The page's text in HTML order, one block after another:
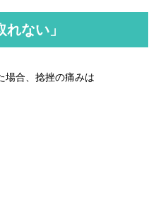
ない」
場合、捻挫の痛みは